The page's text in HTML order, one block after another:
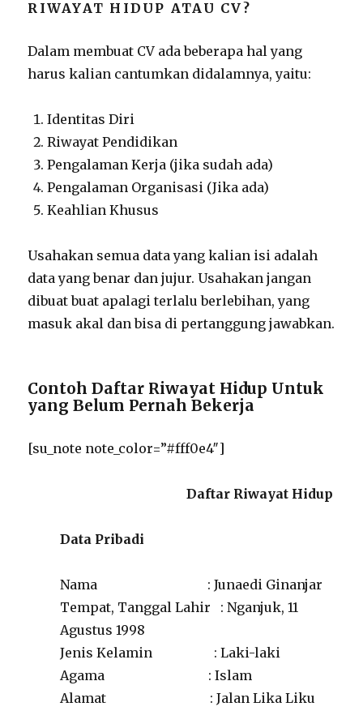
RIWAYAT HIDUP ATAU CV?
Dalam membuat CV ada beberapa hal yang
harus kalian cantumkan didalamnya, yaitu:
Identitas Diri
Riwayat Pendidikan
Pengalaman Kerja (jika sudah ada)
Pengalaman Organisasi (Jika ada)
Keahlian Khusus
Usahakan semua data yang kalian isi adalah
data yang benar dan jujur. Usahakan jangan
dibuat buat apalagi terlalu berlebihan, yang
masuk akal dan bisa di pertanggung jawabkan.
Contoh Daftar Riwayat Hidup Untuk
yang Belum Pernah Bekerja
[su_note note_color=”#fff0e4″]
Daftar Riwayat Hidup
Data Pribadi
Nama : Junaedi Ginanjar
Tempat, Tanggal Lahir : Nganjuk, 11
Agustus 1998
Jenis Kelamin : Laki-laki
Agama : Islam
Alamat : Jalan Lika Liku